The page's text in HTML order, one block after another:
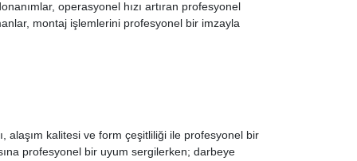
operasyonel hızı artıran profesyonel
montaj işlemlerini profesyonel bir imzayla
alaşım kalitesi ve form çeşitliliği ile profesyonel bir
profesyonel bir uyum sergilerken; darbeye